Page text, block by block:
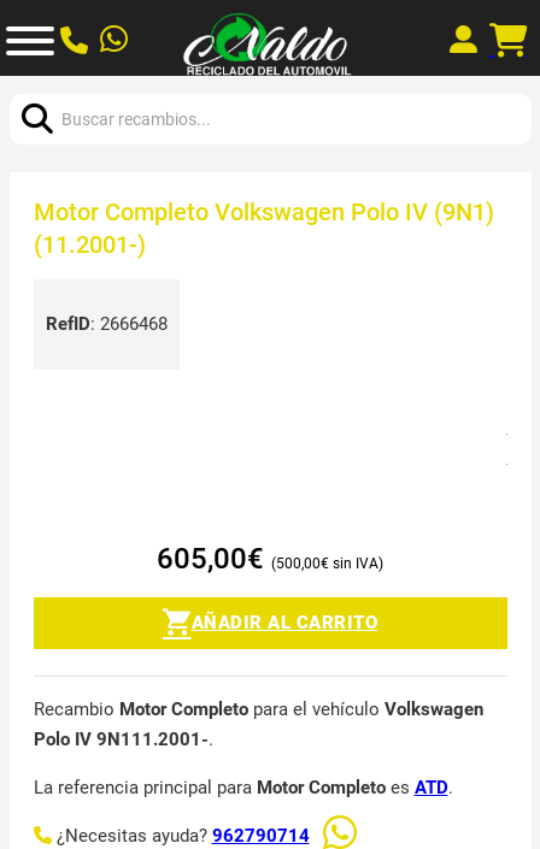
Motor Completo Volkswagen Polo IV (9N1)
(11.2001-)
RefID: 2666468
605,00€ 500,00€
AÑADIR AL CARRITO
Recambio Motor Completopara el vehículo Volkswagen
Polo IV 9N111.2001-.
La referencia principal para Motor Completoes ATD.
¿Necesitas ayuda? 962790714